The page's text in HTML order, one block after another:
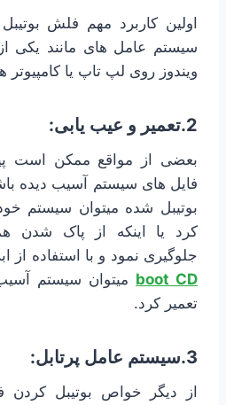
اولین کاربرد مهم فلش
سیستم عامل های مانند یکی
ویندوز روی لپ تاپ یا
2.تعمیر و عیب یابی:
بعضی از مواقع ممکن است
فایل های سیستم آسیب دیده
بوتیبل شده میتوان سیستم
کرد یا اینکه از پاک شدن
جلوگیری نمود و با استفاده از
boot CD میتوان سیستم
تعمیر کرد.
3.سیستم عامل پرتابل:
از دیگر خواص بوتیبل کردن